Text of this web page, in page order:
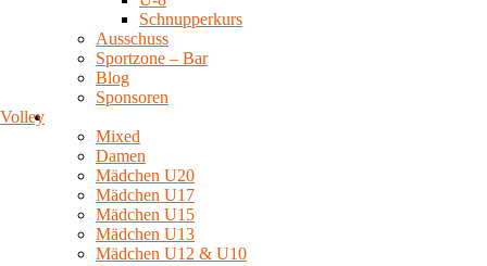
Schnupperkurs
Ausschuss
Sportzone – Bar
Blog
Sponsoren
Volley
Mixed
Damen
Mädchen U20
Mädchen U17
Mädchen U15
Mädchen U13
Mädchen U12 & U10